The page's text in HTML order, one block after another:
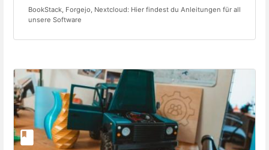
BookStack, Forgejo, Nextcloud: Hier findest du Anleitungen für all
unsere Software